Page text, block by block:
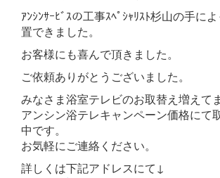
ｱﾝｼﾝｻｰﾋﾞｽの工事ｽﾍﾟｼｬﾘｽﾄ杉山の手に
置できました。
お客様にも喜んで頂きました。
ご依頼ありがとうございました。
みなさま浴室テレビのお取替え増えてま
アンシン浴テレキャンペーン価格にて
中です。
お気軽にご連絡ください。
詳しくは下記アドレスにて↓